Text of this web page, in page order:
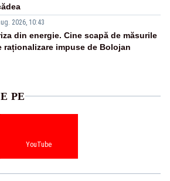
2026, 10:43
din energie. Cine scapă de măsurile
raționalizare impuse de Bolojan
PE
YouTube